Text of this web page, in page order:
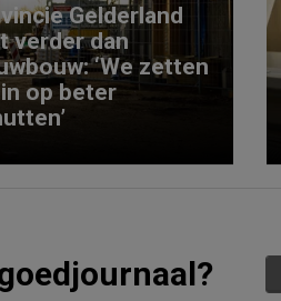
Gelderland
verder dan
‘We zetten
op beter